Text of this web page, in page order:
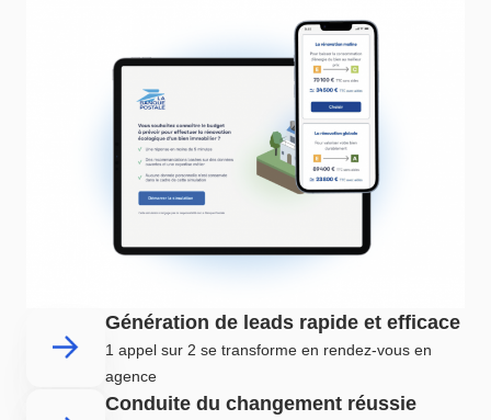
Génération de leads rapide et efficace
1 appel sur 2 se transforme en rendez-vous en
agence
Conduite du changement réussie